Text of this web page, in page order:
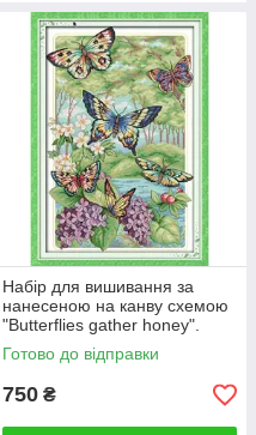
Набір для вишивання за
нанесеною на канву схемою
"Butterflies gather honey".
AIDA 14CT printed, 33*18 см
Готово до відправки
750 ₴